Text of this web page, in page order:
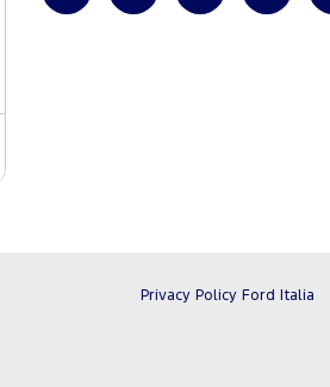
Privacy Policy Ford Italia